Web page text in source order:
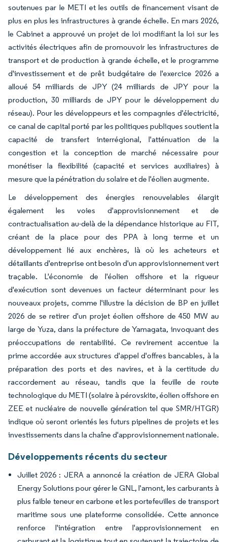
soutenues par le METI et les outils de financement visant de
plus en plus les infrastructures à grande échelle. En mars 2026,
le Cabinet a approuvé un projet de loi modifiant la loi sur les
activités électriques afin de promouvoir les infrastructures de
transport et de production à grande échelle, et le programme
d'investissement et de prêt budgétaire de l'exercice 2026 a
alloué 54 milliards de JPY (24 milliards de JPY pour la
production, 30 milliards de JPY pour le développement du
réseau). Pour les développeurs et les compagnies d'électricité,
ce canal de capital porté par les politiques publiques soutient la
capacité de transfert interrégional, l'atténuation de la
congestion et la conception de marché nécessaire pour
monétiser la flexibilité (capacité et services auxiliaires) à
mesure que la pénétration du solaire et de l'éolien augmente.
Le développement des énergies renouvelables élargit
également les voies d'approvisionnement et de
contractualisation au-delà de la dépendance historique au FIT,
créant de la place pour des PPA à long terme et un
développement lié aux enchères, là où les acheteurs et
détaillants d'entreprise ont besoin d'un approvisionnement vert
traçable. L'économie de l'éolien offshore et la rigueur
d'exécution sont devenues un facteur déterminant pour les
nouveaux projets, comme l'illustre la décision de BP en juillet
2026 de se retirer d'un projet éolien offshore de 450 MW au
large de Yuza, dans la préfecture de Yamagata, invoquant des
préoccupations de rentabilité. Ce revirement accentue la
prime accordée aux structures d'appel d'offres bancables, à la
préparation des ports et des navires, et à la certitude du
raccordement au réseau, tandis que la feuille de route
technologique du METI (solaire à pérovskite, éolien offshore en
ZEE et nucléaire de nouvelle génération tel que SMR/HTGR)
indique où seront orientés les futurs pipelines de projets et les
investissements dans la chaîne d'approvisionnement nationale.
Développements récents du secteur
Juillet 2026 : JERA a annoncé la création de JERA Global
Energy Solutions pour gérer le GNL, l'amont, les carburants à
plus faible teneur en carbone et les portefeuilles de transport
maritime sous une plateforme consolidée. Cette annonce
renforce l'intégration entre l'approvisionnement en